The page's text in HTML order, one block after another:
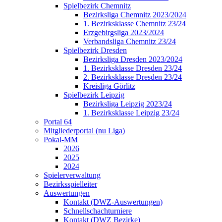
Spielbezirk Chemnitz
Bezirksliga Chemnitz 2023/2024
1. Bezirksklasse Chemnitz 23/24
Erzgebirgsliga 2023/2024
Verbandsliga Chemnitz 23/24
Spielbezirk Dresden
Bezirksliga Dresden 2023/2024
1. Bezirksklasse Dresden 23/24
2. Bezirksklasse Dresden 23/24
Kreisliga Görlitz
Spielbezirk Leipzig
Bezirksliga Leipzig 2023/24
1. Bezirksklasse Leipzig 23/24
Portal 64
Mitgliederportal (nu Liga)
Pokal-MM
2026
2025
2024
Spielerverwaltung
Bezirksspielleiter
Auswertungen
Kontakt (DWZ-Auswertungen)
Schnellschachturniere
Kontakt (DWZ Bezirke)